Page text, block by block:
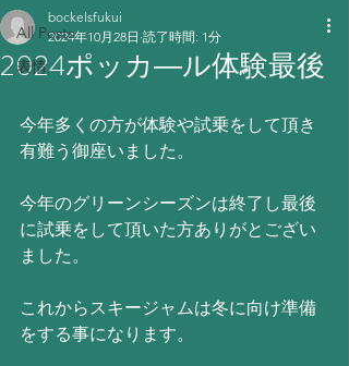
All Posts
表情
2024ポッカ―ル体験最後
bockelsfukui
2024年10月28日 読了時間: 1分
今年多くの方が体験や試乗をして頂き
有難う御座いました。
今年のグリーンシーズンは終了し最後
に試乗をして頂いた方ありがとござい
ました。
これからスキージャムは冬に向け準備
をする事になります。